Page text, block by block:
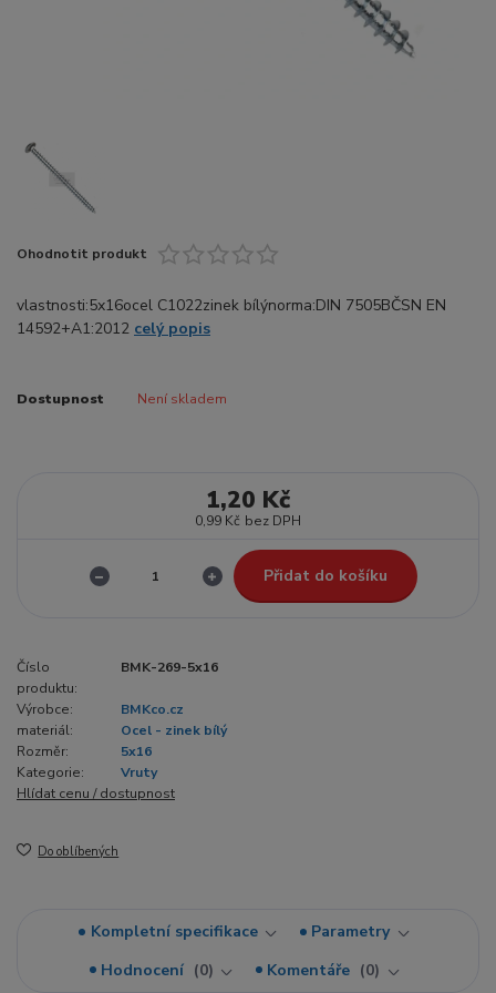
Ohodnotit produkt
vlastnosti:5x16ocel C1022zinek bílýnorma:DIN 7505BČSN EN
14592+A1:2012 celý popis
Dostupnost Není skladem
1,20 Kč
0,99 Kč bez DPH
Přidat do košíku
Číslo
produktu:
BMK-269-5x16
Výrobce:
BMKco.cz
materiál:
Ocel - zinek bílý
Rozměr:
5x16
Kategorie:
Vruty
Hlídat cenu / dostupnost
Do oblíbených
Kompletní specifikace
Parametry
Hodnocení
0 Komentáře 0